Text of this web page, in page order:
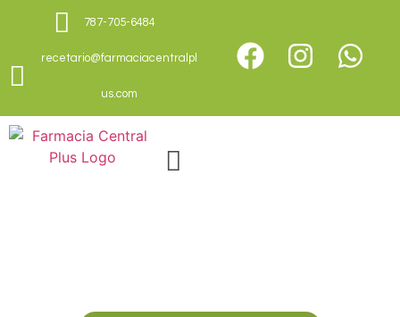
787-705-6484
recetario@farmaciacentralpl
us.com